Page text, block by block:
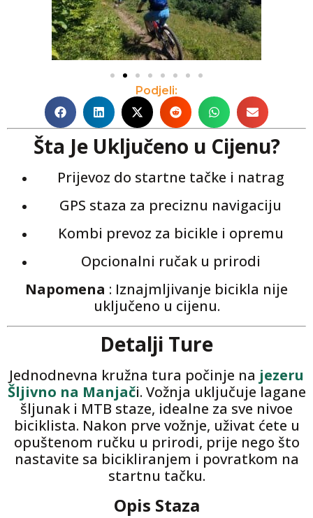
Podjeli:
Šta Je Uključeno u Cijenu?
Prijevoz do startne tačke i natrag
GPS staza za preciznu navigaciju
Kombi prevoz za bicikle i opremu
Opcionalni ručak u prirodi
Napomena : Iznajmljivanje bicikla nije
uključeno u cijenu.
Detalji Ture
Jednodnevna kružna tura počinje na jezeru
Šljivno na Manjači. Vožnja uključuje lagane
šljunak i MTB staze, idealne za sve nivoe
biciklista. Nakon prve vožnje, uživat ćete u
opuštenom ručku u prirodi, prije nego što
nastavite sa bicikliranjem i povratkom na
startnu tačku.
Opis Staza